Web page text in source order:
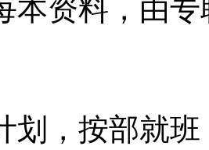
本资料，由
划，按部就